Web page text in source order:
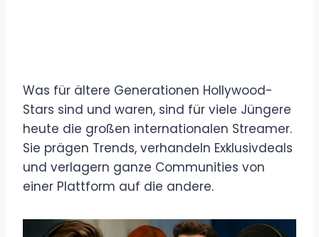
Was für ältere Generationen Hollywood-
Stars sind und waren, sind für viele Jüngere
heute die großen internationalen Streamer.
Sie prägen Trends, verhandeln Exklusivdeals
und verlagern ganze Communities von
einer Plattform auf die andere.